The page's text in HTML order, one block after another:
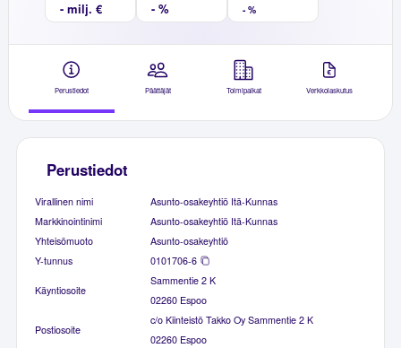
- milj. € - %
- %
Perustiedot Päättäjät Toimipaikat Verkkolaskutus
Perustiedot
Virallinen nimi
Asunto-osakeyhtiö Itä-Kunnas
Markkinointinimi
Asunto-osakeyhtiö Itä-Kunnas
Yhteisömuoto
Asunto-osakeyhtiö
Y-tunnus
0101706-6
Käyntiosoite
Sammentie 2 K
02260 Espoo
Postiosoite
c/o Kiinteistö Takko Oy Sammentie 2 K
02260 Espoo